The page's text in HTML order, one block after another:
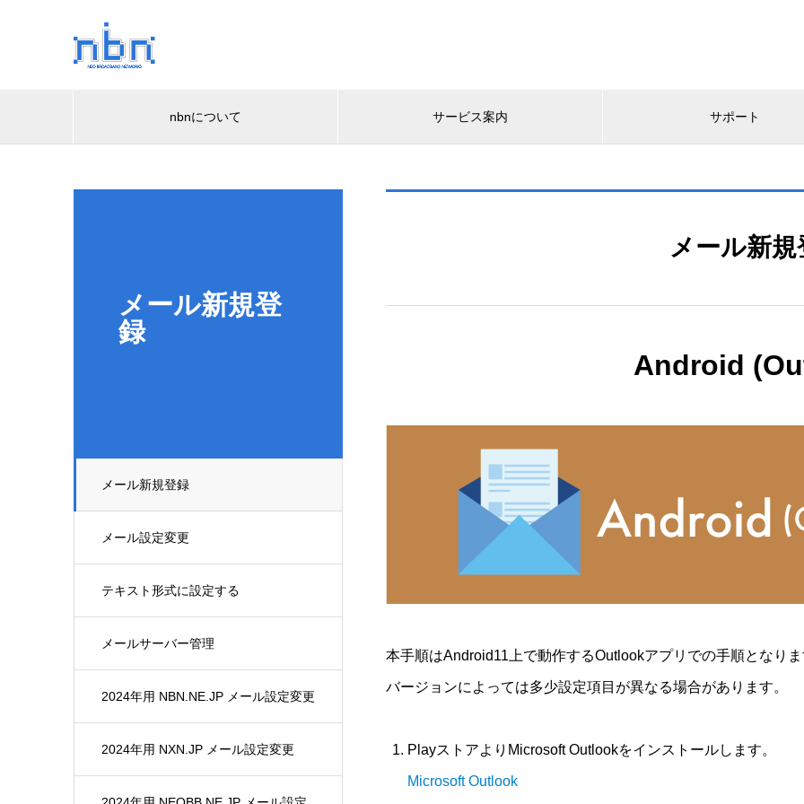
nbnについて サービス案内 サポート
メール新規登
録
メール新規登録
メール設定変更
テキスト形式に設定する
メールサーバー管理
2024年用 NBN.NE.JP メール設定変更
2024年用 NXN.JP メール設定変更
メール新規
Android
本手順はAndroid11上で動作するOutlookアプリでの手順となり
バージョンによっては多少設定項目が異なる場合があります。
PlayストアよりMicrosoft Outlookをインストールします。
Microsoft Outlook